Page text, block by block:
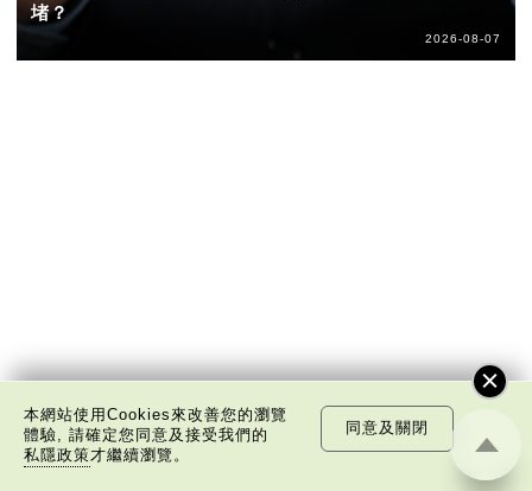
堵？
2026-08-07
本網站使用Cookies來改善您的瀏覽
體驗, 請確定您同意及接受我們的
私隱政策才繼續瀏覽。
同意及關閉